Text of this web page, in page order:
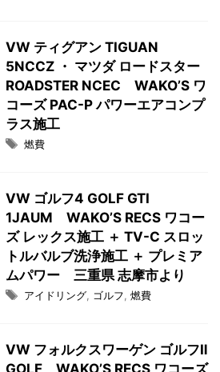
VW ティグアン TIGUAN
5NCCZ ・ マツダ ロードスター
ROADSTER NCEC WAKO’S ワ
コーズ PAC-P パワーエアコンプ
ラス施工
燃費
VW ゴルフ4 GOLF GTI
1JAUM WAKO’S RECS ワコー
ズ レックス施工 ＋ TV-C スロッ
トルバルブ洗浄施工 ＋ プレミア
ムパワー 三重県 志摩市より
アイドリング ゴルフ 燃費
VW フォルクスワーゲン ゴルフⅡ
GOLF WAKO’S RECS ワコーズ